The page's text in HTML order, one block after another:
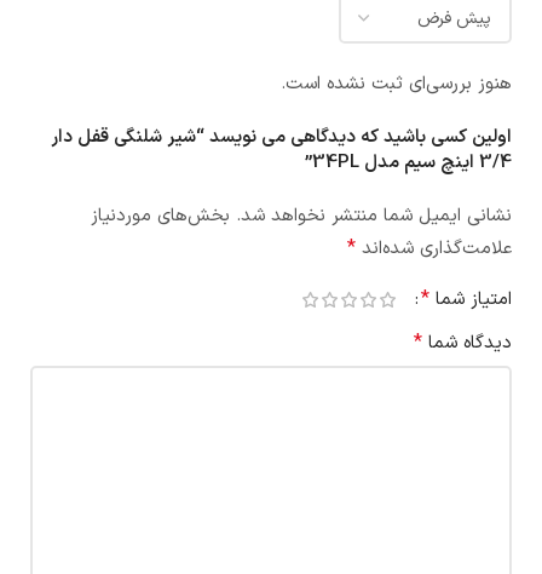
هنوز بررسی‌ای ثبت نشده است.
اولین کسی باشید که دیدگاهی می نویسد “شیر شلنگی قفل دار
3/4 اینچ سیم مدل 34PL”
نشانی ایمیل شما منتشر نخواهد شد. بخش‌های موردنیاز
علامت‌گذاری شده‌اند *
امتیاز شما *
دیدگاه شما *